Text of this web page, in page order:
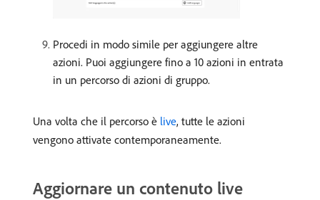
Procedi in modo simile per aggiungere altre
azioni. Puoi aggiungere fino a 10 azioni in entrata
in un percorso di azioni di gruppo.
Una volta che il percorso è live, tutte le azioni
vengono attivate contemporaneamente.
Aggiornare un contenuto live